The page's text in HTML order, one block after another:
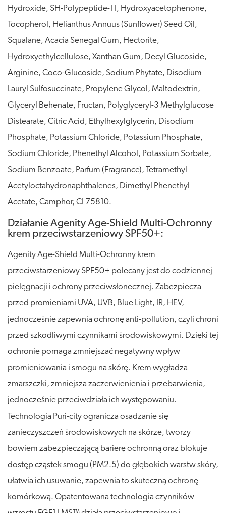
Hydroxide, SH-Polypeptide-11, Hydroxyacetophenone,
Tocopherol, Helianthus Annuus (Sunflower) Seed Oil,
Squalane, Acacia Senegal Gum, Hectorite,
Hydroxyethylcellulose, Xanthan Gum, Decyl Glucoside,
Arginine, Coco-Glucoside, Sodium Phytate, Disodium
Lauryl Sulfosuccinate, Propylene Glycol, Maltodextrin,
Glyceryl Behenate, Fructan, Polyglyceryl-3 Methylglucose
Distearate, Citric Acid, Ethylhexylglycerin, Disodium
Phosphate, Potassium Chloride, Potassium Phosphate,
Sodium Chloride, Phenethyl Alcohol, Potassium Sorbate,
Sodium Benzoate, Parfum (Fragrance), Tetramethyl
Acetyloctahydronaphthalenes, Dimethyl Phenethyl
Acetate, Camphor, CI 75810.
Działanie Agenity Age-Shield Multi-Ochronny
krem przeciwstarzeniowy SPF50+:
Agenity Age-Shield Multi-Ochronny krem
przeciwstarzeniowy SPF50+ polecany jest do codziennej
pielęgnacji i ochrony przeciwsłonecznej. Zabezpiecza
przed promieniami UVA, UVB, Blue Light, IR, HEV,
jednocześnie zapewnia ochronę anti-pollution, czyli chroni
przed szkodliwymi czynnikami środowiskowymi. Dzięki tej
ochronie pomaga zmniejszać negatywny wpływ
promieniowania i smogu na skórę. Krem wygładza
zmarszczki, zmniejsza zaczerwienienia i przebarwienia,
jednocześnie przeciwdziała ich występowaniu.
Technologia Puri-city ogranicza osadzanie się
zanieczyszczeń środowiskowych na skórze, tworzy
bowiem zabezpieczającą barierę ochronną oraz blokuje
dostęp cząstek smogu (PM2.5) do głębokich warstw skóry,
ułatwia ich usuwanie, zapewnia to skuteczną ochronę
komórkową. Opatentowana technologia czynników